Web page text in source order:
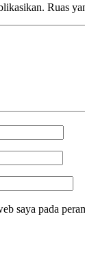
Ruas
saya pada